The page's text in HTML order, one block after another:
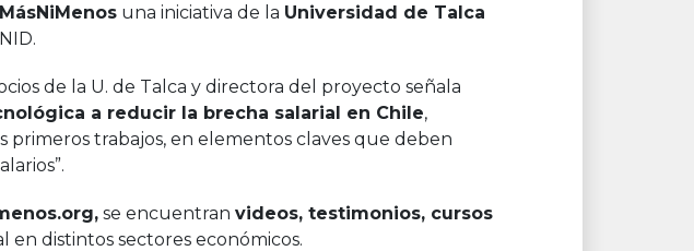
ásNiMenos una iniciativa de la Universidad de Talca
de la U. de Talca y directora del proyecto señala
a reducir la brecha salarial en Chile,
primeros trabajos, en elementos claves que deben
se encuentran videos, testimonios, cursos
distintos sectores económicos.